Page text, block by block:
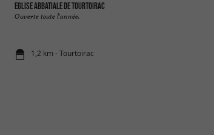
EGLISE ABBATIALE DE TOURTOIRAC
Ouverte toute l'année.
1,2 km - Tourtoirac